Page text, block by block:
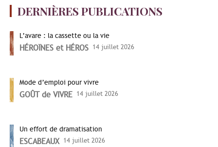
DERNIÈRES PUBLICATIONS
L’avare : la cassette ou la vie
HÉROÏNES et HÉROS 14 juillet 2026
Mode d’emploi pour vivre
GOÛT de VIVRE 14 juillet 2026
Un effort de dramatisation
ESCABEAUX 14 juillet 2026